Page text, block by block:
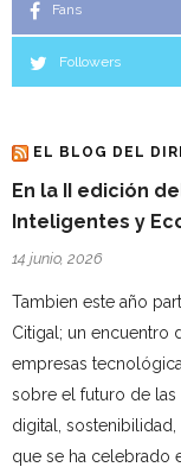
Fans
Followers
EL BLOG DEL
En la II edición
Inteligentes y
14 junio, 2026
Tambien este año
Citigal; un encuentro
empresas
sobre el futuro de las
digital,
que se ha celebrado